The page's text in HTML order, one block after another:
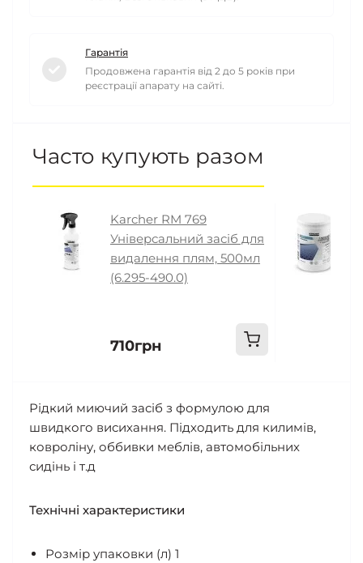
Гарантія
Продовжена гарантія від 2 до 5 років при
реєстрації апарату на сайті.
Часто купують разом
Karcher RM 769
Універсальний засіб для
видалення плям, 500мл
(6.295-490.0)
710грн
Рідкий миючий засіб з формулою для
швидкого висихання. Підходить для килимів,
ковроліну, оббивки меблів, автомобільних
сидінь і т.д
Технічні характеристики
Розмір упаковки (л) 1